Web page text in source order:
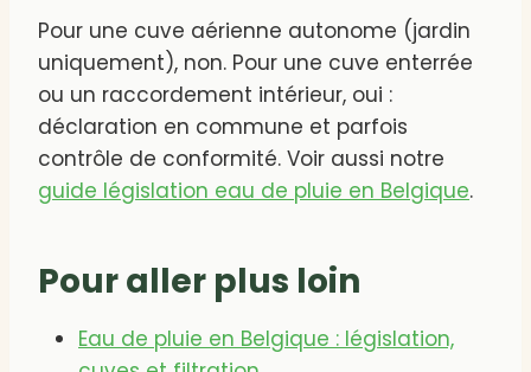
Pour une cuve aérienne autonome (jardin
uniquement), non. Pour une cuve enterrée
ou un raccordement intérieur, oui :
déclaration en commune et parfois
contrôle de conformité. Voir aussi notre
guide législation eau de pluie en Belgique.
Pour aller plus loin
Eau de pluie en Belgique : législation,